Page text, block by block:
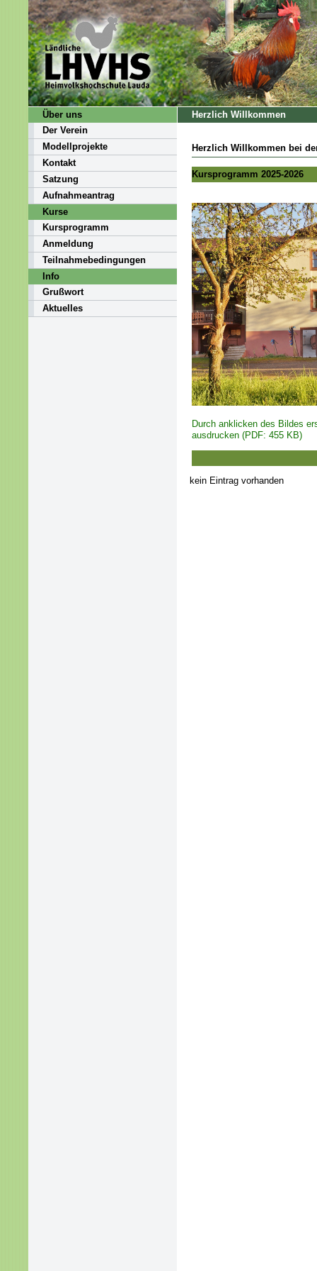
Über uns
Der Verein
Modellprojekte
Kontakt
Satzung
Aufnahmeantrag
Kurse
Kursprogramm
Anmeldung
Teilnahmebedingungen
Info
Grußwort
Aktuelles
Herzlich Willkommen
Herzlich Willkommen bei
Kursprogramm 2025-2026
Durch anklicken des Bildes
ausdrucken (PDF: 455 KB)
kein Eintrag vorhanden